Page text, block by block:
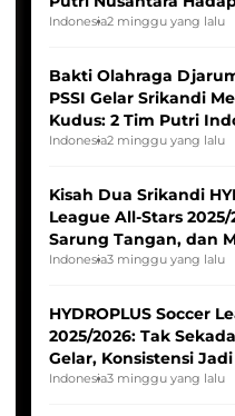
Indonesia2 minggu yang lalu
Bakti Olahraga
PSSI Gelar Srikandi
Kudus: 2 Tim Putri
Tim Asia
Indonesia2 minggu yang lalu
Kisah Dua Srikandi
League All-Stars
Sarung Tangan, dan
Pernah Padam
Indonesia3 minggu yang lalu
HYDROPLUS Soccer
2025/2026: Tak
Gelar, Konsistensi
Indonesia3 minggu yang lalu